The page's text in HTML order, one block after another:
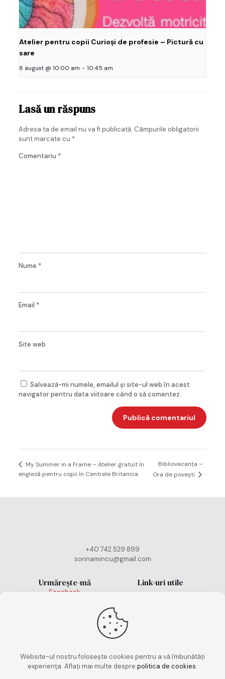
Atelier pentru copii Curioși de profesie – Pictură cu
sare
8 august @ 10:00 am - 10:45 am
Lasă un răspuns
Adresa ta de email nu va fi publicată. Câmpurile obligatorii
sunt marcate cu *
Comentariu *
Nume *
Email *
Site web
Salvează-mi numele, emailul și site-ul web în acest
navigator pentru data viitoare când o să comentez.
My Summer in a Frame – Atelier gratuit în
engleză pentru copii în Centrele Britanica
Bibliovacanța –
Ora de povești
+40 742 529 899
sorinamincu@gmail.com
Urmărește-mă
Facebook
Link-uri utile
Website-ul nostru folosește cookies pentru a vă îmbunătăți
experiența. Aflați mai multe despre politica de cookies.